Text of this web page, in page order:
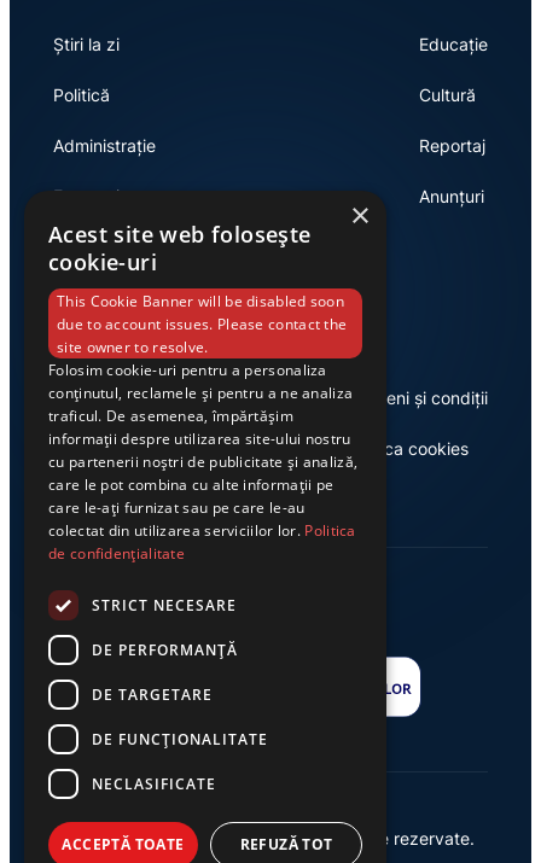
Știri la zi
Politică
Administrație
Economie
Educație
Cultură
Reportaj
Anunțuri
Link-uri utile
Despre noi
Casa de editură Exclusiv
Termeni și condiții
Politica cookies
© 2026 Ziarul Exclusiv – Toate drepturile rezervate.
×
Acest site web folosește
cookie-uri
This Cookie Banner will be disabled soon
due to account issues. Please contact the
site owner to resolve.
Folosim cookie-uri pentru a personaliza
conținutul, reclamele și pentru a ne analiza
traficul. De asemenea, împărtășim
informații despre utilizarea site-ului nostru
cu partenerii noștri de publicitate și analiză,
care le pot combina cu alte informații pe
care le-ați furnizat sau pe care le-au
colectat din utilizarea serviciilor lor. Politica
de confidențialitate
STRICT NECESARE
DE PERFORMANȚĂ
DE TARGETARE
DE FUNCŢIONALITATE
NECLASIFICATE
ACCEPTĂ TOATE REFUZĂ TOT